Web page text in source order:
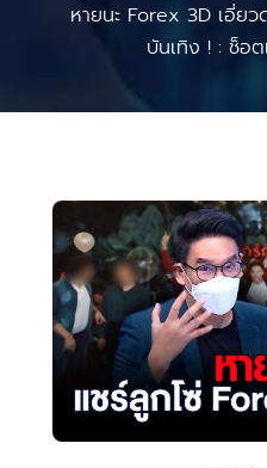
หายนะ Forex 3D เอี่ยว
บันเทิง ! : ช็อ